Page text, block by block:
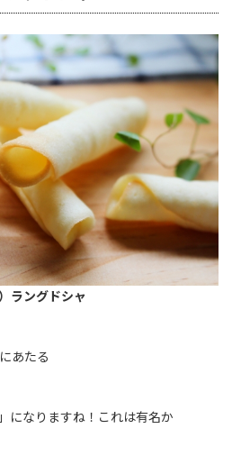
ラングドシャ
あたる
になりますね！これは有名か